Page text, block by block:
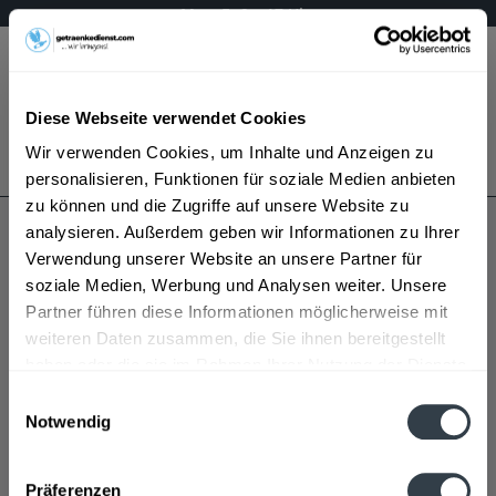
Diese Webseite verwendet Cookies
Wir verwenden Cookies, um Inhalte und Anzeigen zu
personalisieren, Funktionen für soziale Medien anbieten
zu können und die Zugriffe auf unsere Website zu
analysieren. Außerdem geben wir Informationen zu Ihrer
Verwendung unserer Website an unsere Partner für
soziale Medien, Werbung und Analysen weiter. Unsere
Partner führen diese Informationen möglicherweise mit
weiteren Daten zusammen, die Sie ihnen bereitgestellt
Notwendig
Präferenzen
Mo – Fr 9 – 17 Uhr
Menü
Bestellung widerrufen
Es gilt unsere Datenschutzerklärung
Landfürst
Landfürst wird in den folgenden Regionen, Städten,